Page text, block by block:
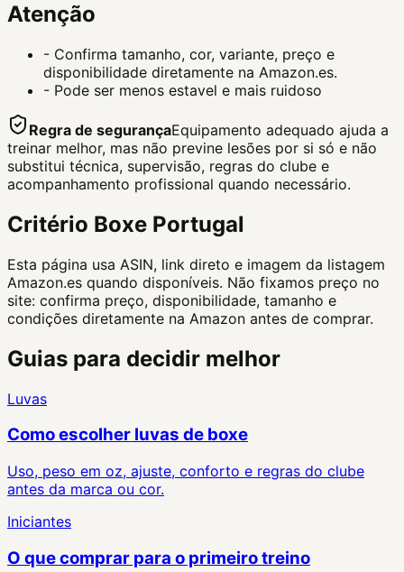
Atenção
- Confirma tamanho, cor, variante, preço e
disponibilidade diretamente na Amazon.es.
- Pode ser menos estavel e mais ruidoso
Regra de segurançaEquipamento adequado ajuda a
treinar melhor, mas não previne lesões por si só e não
substitui técnica, supervisão, regras do clube e
acompanhamento profissional quando necessário.
Critério Boxe Portugal
Esta página usa ASIN, link direto e imagem da listagem
Amazon.es quando disponíveis. Não fixamos preço no
site: confirma preço, disponibilidade, tamanho e
condições diretamente na Amazon antes de comprar.
Guias para decidir melhor
Luvas
Como escolher luvas de boxe
Uso, peso em oz, ajuste, conforto e regras do clube
antes da marca ou cor.
Iniciantes
O que comprar para o primeiro treino